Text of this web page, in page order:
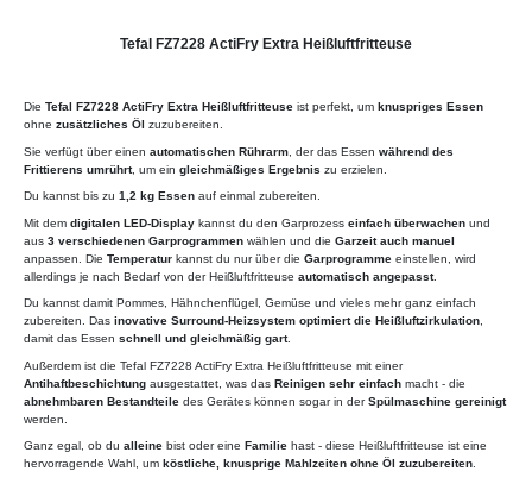
Tefal FZ7228 ActiFry Extra Heißluftfritteuse
Die Tefal FZ7228 ActiFry Extra Heißluftfritteuse ist perfekt, um knuspriges Essen
ohne zusätzliches Öl zuzubereiten.
Sie verfügt über einen automatischen Rührarm , der das Essen während des
Frittierens umrührt, um ein gleichmäßiges Ergebnis zu erzielen.
Du kannst bis zu 1,2 kg Essen auf einmal zubereiten.
Mit dem digitalen LED-Display kannst du den Garprozess einfach überwachen und
aus 3 verschiedenen Garprogrammen wählen und die Garzeit auch manuel
anpassen. Die Temperatur kannst du nur über die Garprogramme einstellen, wird
allerdings je nach Bedarf von der Heißluftfritteuse automatisch angepasst.
Du kannst damit Pommes, Hähnchenflügel, Gemüse und vieles mehr ganz einfach
zubereiten. Das inovative Surround-Heizsystem optimiert die Heißluftzirkulation,
damit das Essen schnell und gleichmäßig gart.
Außerdem ist die Tefal FZ7228 ActiFry Extra Heißluftfritteuse mit einer
Antihaftbeschichtung ausgestattet, was das Reinigen sehr einfach macht - die
abnehmbaren Bestandteile des Gerätes können sogar in derSpülmaschine gereinigt
werden.
Ganz egal, ob du alleine bist oder eine Familie hast - diese Heißluftfritteuse ist eine
hervorragende Wahl, um köstliche, knusprige Mahlzeiten ohne Öl zuzubereiten.